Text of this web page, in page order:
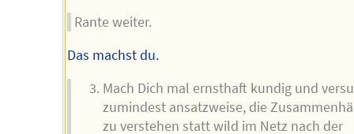
Rante weiter.
Das machst du.
Mach Dich mal ernsthaft kundig und
zumindest ansatzweise, die
zu verstehen statt wild im Netz nach der